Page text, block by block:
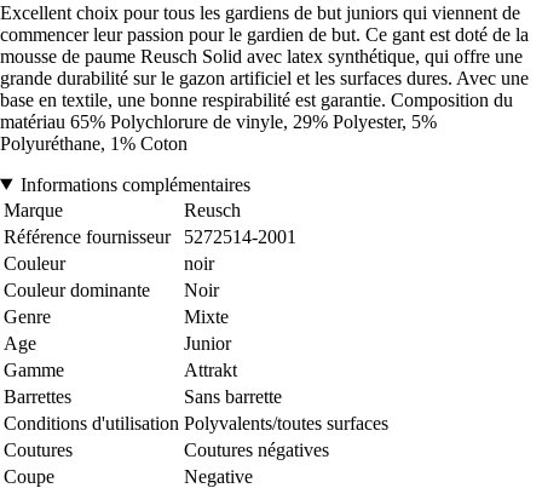
Excellent choix pour tous les gardiens de but juniors qui viennent de
commencer leur passion pour le gardien de but. Ce gant est doté de la
mousse de paume Reusch Solid avec latex synthétique, qui offre une
grande durabilité sur le gazon artificiel et les surfaces dures. Avec une
base en textile, une bonne respirabilité est garantie. Composition du
matériau 65% Polychlorure de vinyle, 29% Polyester, 5%
Polyuréthane, 1% Coton
Informations complémentaires
Marque
Reusch
Référence fournisseur
5272514-2001
Couleur
noir
Couleur dominante
Noir
Genre
Mixte
Age
Junior
Gamme
Attrakt
Barrettes
Sans barrette
Conditions d'utilisation Polyvalents/toutes surfaces
Coutures
Coutures négatives
Coupe
Negative